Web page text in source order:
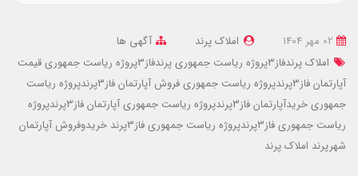
املاک پرند
آگهی ها
املاک پرندفاز3پروژه ریاست جمهوری
پرندفاز3پروژه ریاست جمهوری
قیمت
آپارتمان فاز3پرندپروژه ریاست جمهوری
فروش آپارتمان فاز3پرندپروژه ریاست
جمهوریخریدآپارتمان فاز3پرندپروژه ریاست جمهوری
آپارتمان فاز3پرندپروژه
ریاست جمهوریفاز3پرندپروژه ریاست جمهوری فاز3پرند
خریدوفروش آپارتمان
شهرپرند املاک پرند